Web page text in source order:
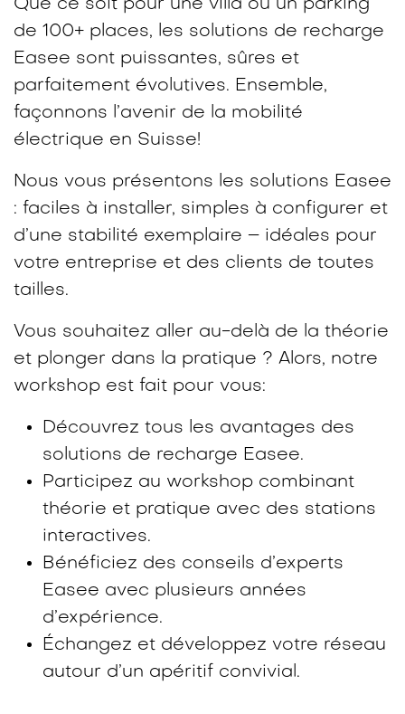
Que ce soit pour une villa ou un parking
de 100+ places, les solutions de recharge
Easee sont puissantes, sûres et
parfaitement évolutives. Ensemble,
façonnons l’avenir de la mobilité
électrique en Suisse!
Nous vous présentons les solutions Easee
: faciles à installer, simples à configurer et
d’une stabilité exemplaire – idéales pour
votre entreprise et des clients de toutes
tailles.
Vous souhaitez aller au-delà de la théorie
et plonger dans la pratique ? Alors, notre
workshop est fait pour vous:
Découvrez tous les avantages des
solutions de recharge Easee.
Participez au workshop combinant
théorie et pratique avec des stations
interactives.
Bénéficiez des conseils d’experts
Easee avec plusieurs années
d’expérience.
Échangez et développez votre réseau
autour d’un apéritif convivial.